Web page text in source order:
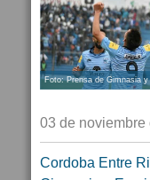
Foto: Prensa de Gimnasia y
03 de noviembre
Cordoba Entre